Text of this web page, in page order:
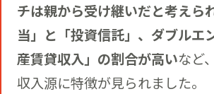
チは親から受け継いだと考えら
当」と「投資信託」、ダブルエ
産賃貸収入」の割合が高いなど
収入源に特徴が見られました。